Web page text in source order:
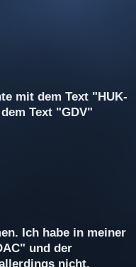
mit dem Text "HUK-
Text "GDV"
Ich habe in meiner
und der
nicht.